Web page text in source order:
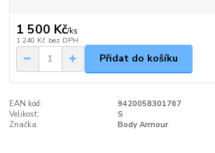
1 500 Kč/ks
1 240 Kč bez DPH
Přidat do košíku
EAN kód:
9420058301767
Velikost:
S
Značka:
Body Armour